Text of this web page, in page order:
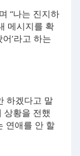
“나는 진지하
메시지를 확
’라고 하는
하겠다고 말
상황을 전했
연애를 안 할